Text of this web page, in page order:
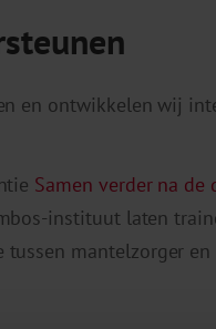
en ontwikkelen wij
Samen verder na de
instituut laten
mantelzorger